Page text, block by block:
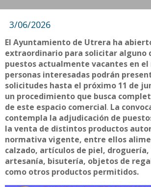
3/06/2026
El Ayuntamiento de Utrera ha
extraordinario para solicitar alguno
puestos actualmente vacantes en el
personas interesadas podrán
solicitudes hasta el próximo 11 de
un procedimiento que busca
de este espacio comercial. La
contempla la adjudicación de
la venta de distintos productos
normativa vigente, entre ellos
calzado, artículos de piel,
artesanía, bisutería, objetos de
como otros productos permitidos.